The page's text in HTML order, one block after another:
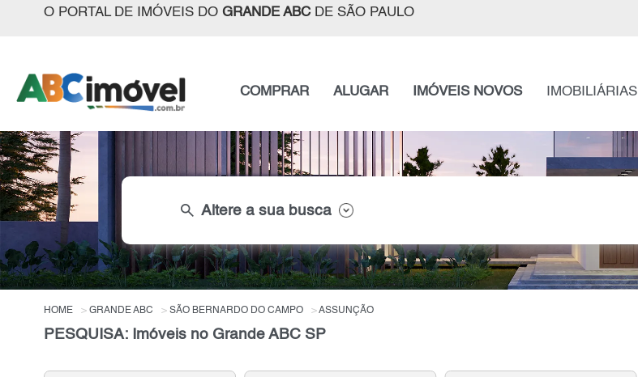
O PORTAL DE IMÓVEIS DO GRANDE ABCDE SÃO PAULO
COMPRAR ALUGAR IMÓVEIS NOVOS IMOBILIÁRIAS
search Altere a sua busca
HOME GRANDE ABC SÃO BERNARDO DO CAMPO ASSUNÇÃO
PESQUISA: Imóveis no Grande ABC SP